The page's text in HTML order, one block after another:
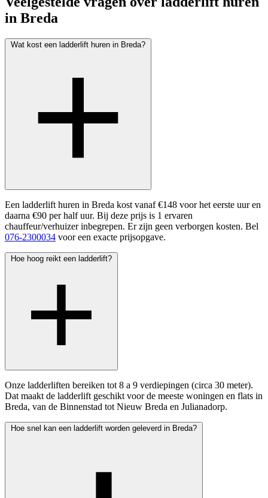
in Breda
Wat kost een ladderlift huren in Breda?
Een ladderlift huren in Breda kost vanaf €148 voor het eerste uur en
daarna €90 per half uur. Bij deze prijs is 1 ervaren
chauffeur/verhuizer inbegrepen. Er zijn geen verborgen kosten. Bel
076-2300034 voor een exacte prijsopgave.
Hoe hoog reikt een ladderlift?
Onze ladderliften bereiken tot 8 a 9 verdiepingen (circa 30 meter).
Dat maakt de ladderlift geschikt voor de meeste woningen en flats in
Breda, van de Binnenstad tot Nieuw Breda en Julianadorp.
Hoe snel kan een ladderlift worden geleverd in Breda?